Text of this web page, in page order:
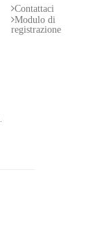
Contattaci
Modulo di
registrazione